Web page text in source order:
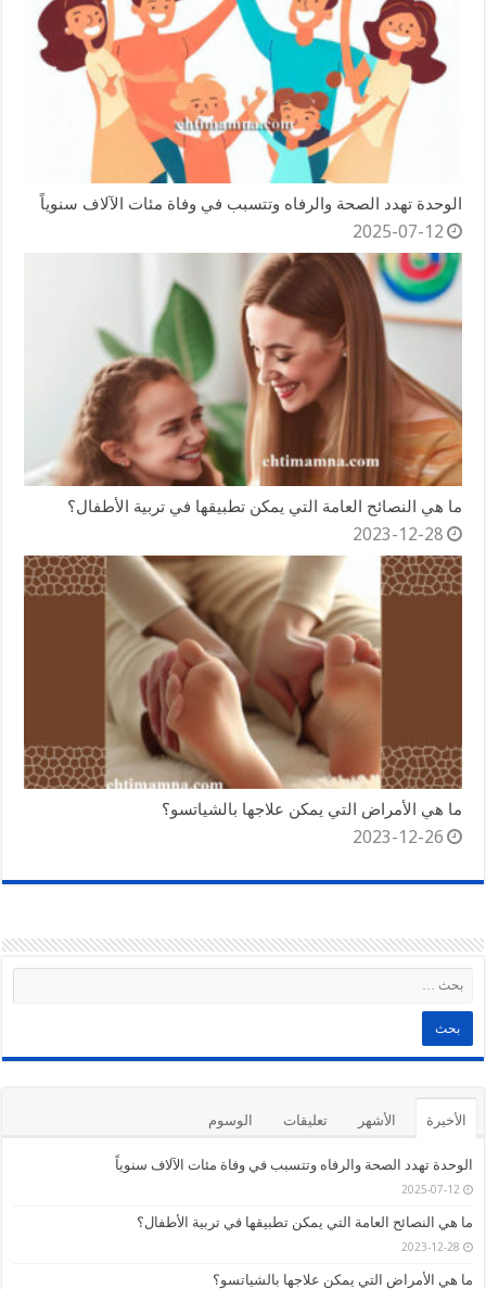
الوحدة تهدد الصحة والرفاه وتتسبب في وفاة مئات الآلاف سنوياً
2025-07-12
ما هي النصائح العامة التي يمكن تطبيقها في تربية الأطفال؟
2023-12-28
ما هي الأمراض التي يمكن علاجها بالشياتسو؟
2023-12-26
الأخيرة الأشهر تعليقات الوسوم
الوحدة تهدد الصحة والرفاه وتتسبب في وفاة مئات الآلاف سنوياً
2025-07-12
ما هي النصائح العامة التي يمكن تطبيقها في تربية الأطفال؟
2023-12-28
ما هي الأمراض التي يمكن علاجها بالشياتسو؟